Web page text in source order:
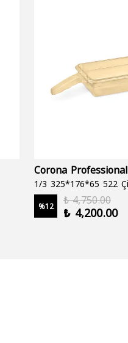
Corona Professional
%12
₺ 4,750.00
₺ 4,200.00